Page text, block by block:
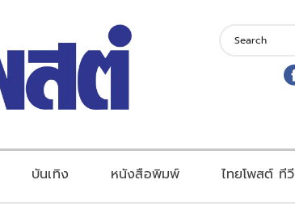
บันเทิง หนังสือพิมพ์ ไทยโพสต์ ทีวี